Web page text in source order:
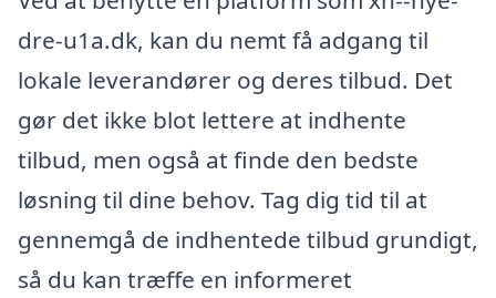
dre-u1a.dk, kan du nemt få adgang til
lokale leverandører og deres tilbud. Det
gør det ikke blot lettere at indhente
tilbud, men også at finde den bedste
løsning til dine behov. Tag dig tid til at
gennemgå de indhentede tilbud grundigt,
så du kan træffe en informeret